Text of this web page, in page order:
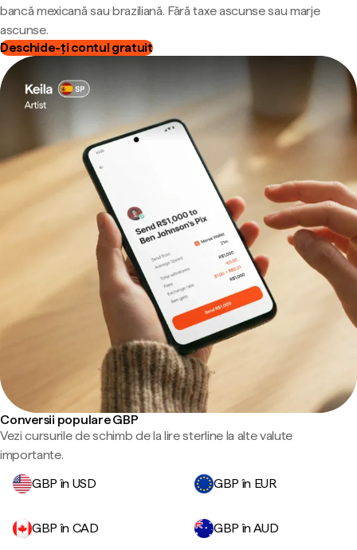
bancă mexicană sau braziliană. Fără taxe ascunse sau marje
ascunse.
Deschide-ți contul gratuit
Conversii populare GBP
Vezi cursurile de schimb de la lire sterline la alte valute
importante.
GBP în USD
GBP în EUR
GBP în CAD GBP în AUD